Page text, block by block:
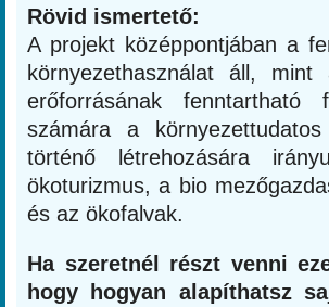
Rövid ismertető:
A projekt középpontjában a
környezethasználat áll,
erőforrásának
számára a
történő létrehozására
ökoturizmus, a bio
és az ökofalvak.
Ha szeretnél részt venni
hogy hogyan alapíthatsz